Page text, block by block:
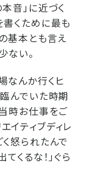
音」に近づく
書くために最も
基本とも言え
ない。
なんか行くヒ
んでいた時期
時お仕事をご
イティブディレ
怒られたんで
くるな！」ぐら